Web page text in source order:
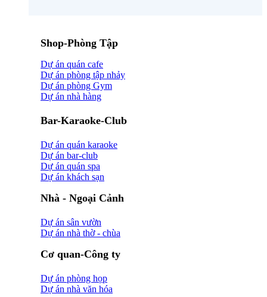
Shop-Phòng Tập
Dự án quán cafe
Dự án phòng tập nhảy
Dự án phòng Gym
Dự án nhà hàng
Bar-Karaoke-Club
Dự án quán karaoke
Dự án bar-club
Dự án quán spa
Dự án khách sạn
Nhà - Ngoại Cảnh
Dự án sân vườn
Dự án nhà thờ - chùa
Cơ quan-Công ty
Dự án phòng họp
Dự án nhà văn hóa